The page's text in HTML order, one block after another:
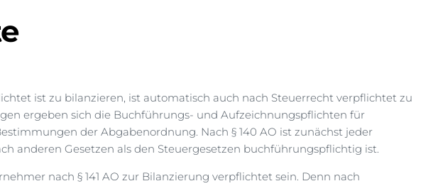
ist zu bilanzieren, ist automatisch auch nach Steuerrecht verpflichtet zu
ergeben sich die Buchführungs- und Aufzeichnungspflichten für
der Abgabenordnung. Nach § 140 AO ist zunächst jeder
anderen Gesetzen als den Steuergesetzen buchführungspflichtig ist.
nach § 141 AO zur Bilanzierung verpflichtet sein. Denn nach